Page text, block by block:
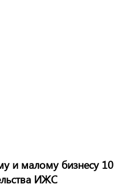
и малому бизнесу 10
ИЖС